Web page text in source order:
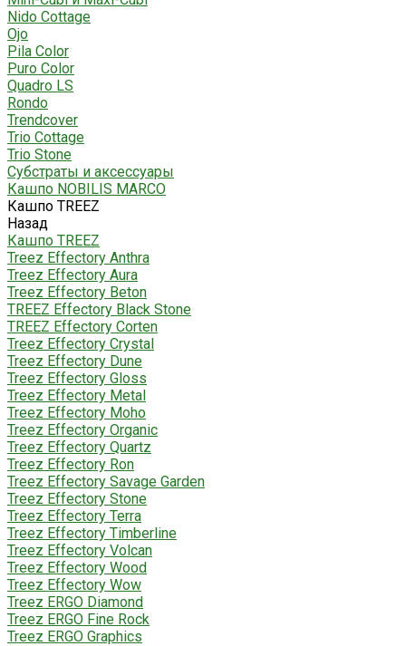
Nido Cottage
Ojo
Pila Color
Puro Color
Quadro LS
Rondo
Trendcover
Trio Cottage
Trio Stone
Субстраты и аксессуары
Кашпо NOBILIS MARCO
Кашпо TREEZ
Назад
Кашпо TREEZ
Treez Effectory Anthra
Treez Effectory Aura
Treez Effectory Beton
TREEZ Effectory Black Stone
TREEZ Effectory Corten
Treez Effectory Crystal
Treez Effectory Dune
Treez Effectory Gloss
Treez Effectory Metal
Treez Effectory Moho
Treez Effectory Organic
Treez Effectory Quartz
Treez Effectory Ron
Treez Effectory Savage Garden
Treez Effectory Stone
Treez Effectory Terra
Treez Effectory Timberline
Treez Effectory Volcan
Treez Effectory Wood
Treez Effectory Wow
Treez ERGO Diamond
Treez ERGO Fine Rock
Treez ERGO Graphics